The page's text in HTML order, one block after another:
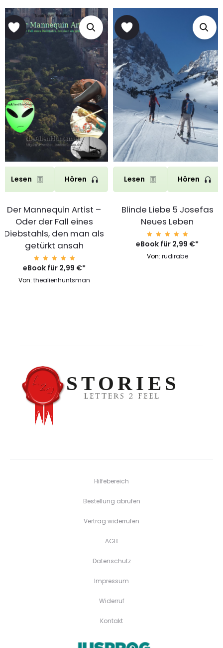
Lesen Hören
Der Mannequin Artist –
Oder der Fall eines
Diebstahls, den man als
getürkt ansah
Bewerte
t mit
von 5
eBook für 2,99 €*
Von: thealienhuntsman
Lesen Hören
Blinde Liebe 5 Josefas
Neues Leben
Bewerte
t mit
von 5
eBook für 2,99 €*
Von: rudirabe
Hilfebereich
Bestellung abrufen
Vertrag widerrufen
AGB
Datenschutz
Impressum
Widerruf
Kontakt